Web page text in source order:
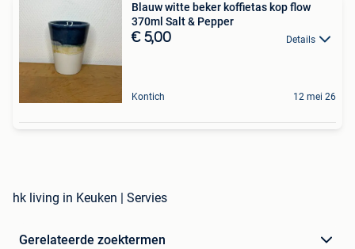
Blauw witte beker koffietas kop flow
370ml Salt & Pepper
€ 5,00 Details
Kontich 12 mei 26
hk living in Keuken | Servies
Gerelateerde zoektermen